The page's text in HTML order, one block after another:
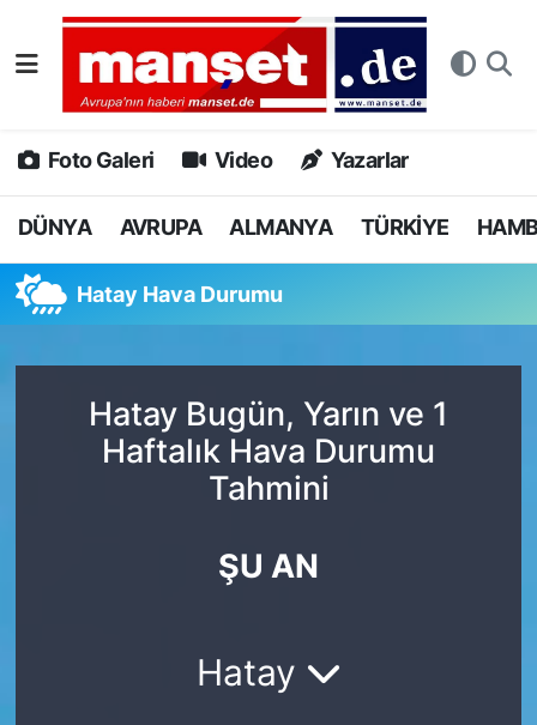
Foto Galeri Video Yazarlar
DÜNYA AVRUPA ALMANYA TÜRKİYE
Hatay Hava Durumu
Hatay Bugün, Yarın ve 1
Haftalık Hava Durumu
Tahmini
ŞU AN
Hatay
DÜNYA
AVRUPA
ALMANYA
SPOR
DEUTSCH
Nöbetçi Eczaneler
Hava Durumu
Namaz Vakitleri
Tüm Manşetler
Son Dakika Haberleri